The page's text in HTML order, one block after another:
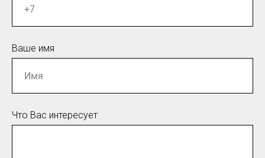
Ваше имя
Что Вас интересует